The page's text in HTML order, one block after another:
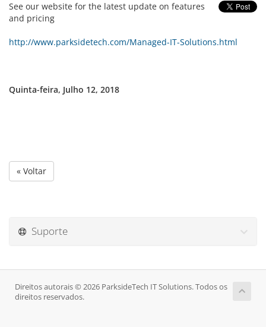
See our website for the latest update on features
and pricing
http://www.parksidetech.com/Managed-IT-Solutions.html
Quinta-feira, Julho 12, 2018
« Voltar
Suporte
Direitos autorais © 2026 ParksideTech IT Solutions. Todos os
direitos reservados.